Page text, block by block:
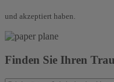
und akzeptiert haben.
Finden Sie Ihren